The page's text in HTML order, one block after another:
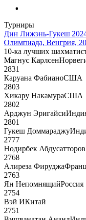
Турниры
Дин Лижэнь-Гукеш
Олимпиада, Венгрия,
10-ка лучших
Магнус Карлсен
2831
Каруана ФабианоСША
2803
Хикару НакамураСША
2802
Арджун Эригайси
2801
Гукеш Доммараджу
2777
Нодирбек Абдусатторов
2768
Алиреза Фируджа
2763
Ян НепомнящийРоссия
2754
Вэй ИКитай
2751